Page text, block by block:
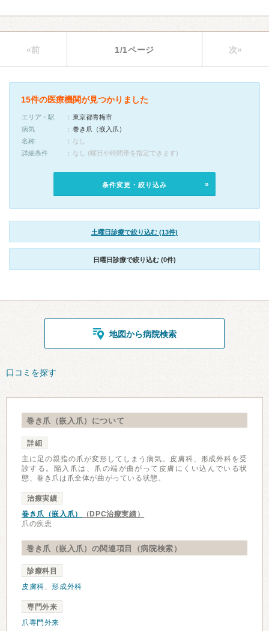
«前 1/1ページ 次»
15件の医療機関が見つかりました
エリア・駅
東京都青梅市
病気
巻き爪（嵌入爪）
名称
なし
詳細条件
なし (曜日や時間帯を指定できます)
条件変更・絞り込み
土曜日診療で絞り込む (13件)
日曜日診療で絞り込む (0件)
地図から病院検索
口コミを探す
巻き爪（嵌入爪）について
詳細
主に足の親指の爪が変形してしまう病気。皮膚科、形成外科を受
診する。陥入爪は、爪の端が曲がって皮膚にくい込んでいる状
態、巻き爪は爪全体が曲がっている状態。
治療実績
巻き爪（嵌入爪）
（DPC治療実績）
爪の疾患
巻き爪（嵌入爪）の関連項目（病院検索）
診療科目
皮膚科、形成外科
専門外来
爪専門外来